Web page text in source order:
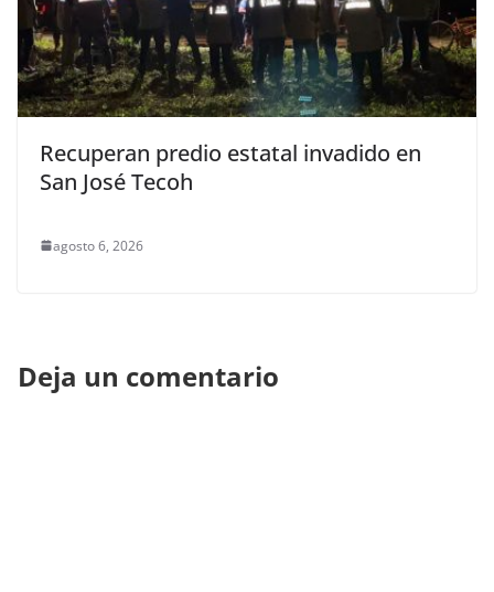
Recuperan predio estatal invadido en
San José Tecoh
agosto 6, 2026
Deja un comentario